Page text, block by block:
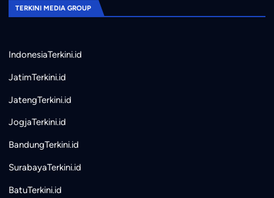
TERKINI MEDIA GROUP
IndonesiaTerkini.id
JatimTerkini.id
JatengTerkini.id
JogjaTerkini.id
BandungTerkini.id
SurabayaTerkini.id
BatuTerkini.id